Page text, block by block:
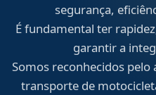
segurança,
É fundamental ter
garantir a
Somos reconhecidos
transporte de